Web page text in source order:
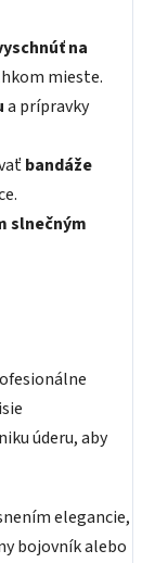
na
mieste.
a prípravky
bandáže
slnečným
úderu, aby
elegancie,
bojovník alebo